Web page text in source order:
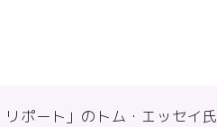
ポート」のトム・エッセイ氏